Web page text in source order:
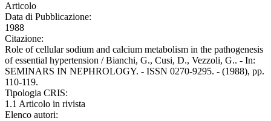
Articolo
Data di Pubblicazione:
1988
Citazione:
Role of cellular sodium and calcium metabolism in the pathogenesis
of essential hypertension / Bianchi, G., Cusi, D., Vezzoli, G.. - In:
SEMINARS IN NEPHROLOGY. - ISSN 0270-9295. - (1988), pp.
110-119.
Tipologia CRIS:
1.1 Articolo in rivista
Elenco autori: